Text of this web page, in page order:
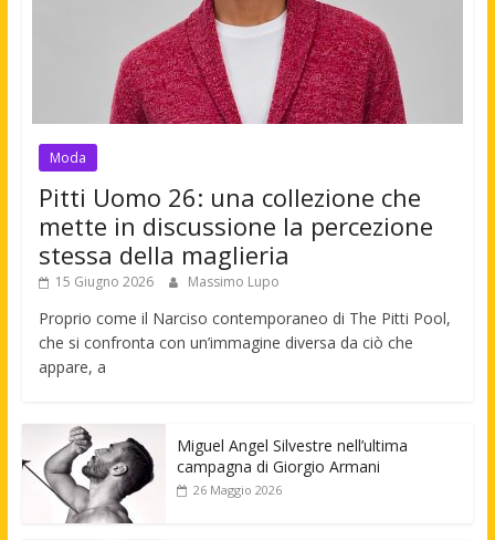
Moda
Pitti Uomo 26: una collezione che
mette in discussione la percezione
stessa della maglieria
15 Giugno 2026 Massimo Lupo
Proprio come il Narciso contemporaneo di The Pitti Pool,
che si confronta con un’immagine diversa da ciò che
appare, a
Miguel Angel Silvestre nell’ultima
campagna di Giorgio Armani
26 Maggio 2026